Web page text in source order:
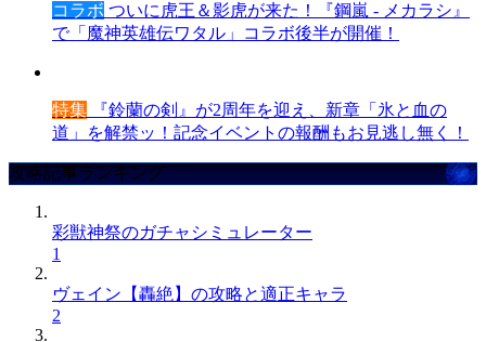
コラボ ついに虎王＆影虎が来た！『鋼嵐 - メカラシ』
で「魔神英雄伝ワタル」コラボ後半が開催！
特集 『鈴蘭の剣』が2周年を迎え、新章「氷と血の
道」を解禁ッ！記念イベントの報酬もお見逃し無く！
攻略記事ランキング
彩獣神祭のガチャシミュレーター
1
ヴェイン【轟絶】の攻略と適正キャラ
2